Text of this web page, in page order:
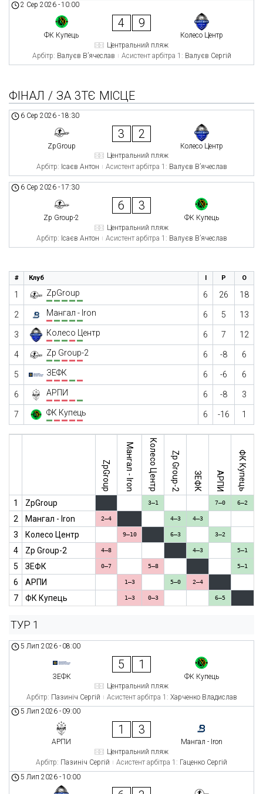
2 Сер 2026 -10:00
ФК Купець
4 9
Колесо Центр
Центральний пляж
Арбітр: Валуєв В’ячеслав Асистент арбітра 1: Валуєв Сергій
ФІНАЛ / ЗА 3ТЄ МІСЦЕ
6 Сер 2026 -18:30
ZpGroup
3 2
Колесо Центр
Центральний пляж
Арбітр: Ісаєв Антон Асистент арбітра 1: Валуєв В’ячеслав
6 Сер 2026 -17:30
Zp Group-2
6 3
ФК Купець
Центральний пляж
Арбітр: Ісаєв Антон Асистент арбітра 1: Валуєв В’ячеслав
# Клуб І Р О
1 ZpGroup 6 26 18
2 Мангал - Iron 6 5 13
3 Колесо Центр 6 7 12
4 Zp Group-2 6 -8 6
5 ЗЕФК 6 -6 6
6 АРПИ 6 -8 3
7 ФК Купець 6 -16 1
ZpGroup Мангал - Iron Колесо Центр Zp Group-2 ЗЕФК АРПИ ФК Купець
1 ZpGroup 3–1 7–0 6–2
2 Мангал - Iron 2–4 4–3 4–3
3 Колесо Центр 9–10 6–3 3–2
4 Zp Group-2 4–8 4–3 5–1
5 ЗЕФК 0–7 5–8 5–1
6 АРПИ 1–3 5–0 2–4
7 ФК Купець 1–3 0–3 6–5
ТУР 1
5 Лип 2026 - 08:00
ЗЕФК
5 1
ФК Купець
Центральний пляж
Арбітр: Пазиніч Сергій Асистент арбітра 1: Харченко Владислав
5 Лип 2026 - 09:00
АРПИ
1 3
Мангал - Iron
Центральний пляж
Арбітр: Пазиніч Сергій Асистент арбітра 1: Гаценко Сергій
5 Лип 2026 -10:00